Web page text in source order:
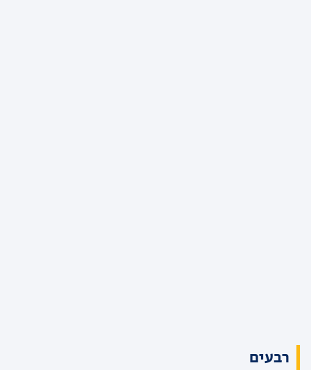
רבעים